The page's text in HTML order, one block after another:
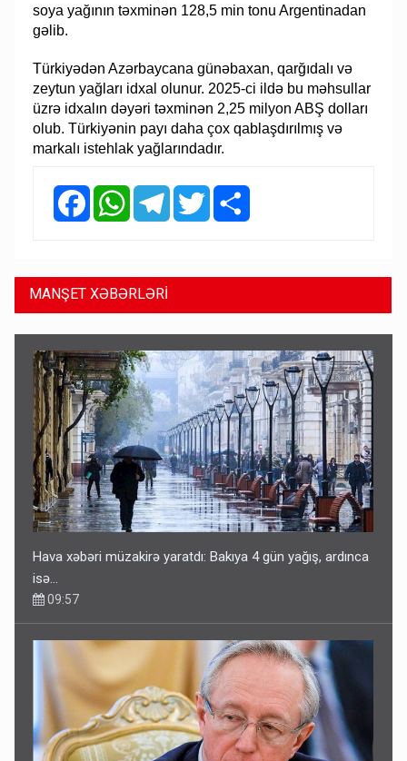
soya yağının təxminən 128,5 min tonu Argentinadan
gəlib.
Türkiyədən Azərbaycana günəbaxan, qarğıdalı və
zeytun yağları idxal olunur. 2025-ci ildə bu məhsullar
üzrə idxalın dəyəri təxminən 2,25 milyon ABŞ dolları
olub. Türkiyənin payı daha çox qablaşdırılmış və
markalı istehlak yağlarındadır.
FacebookWhatsAppTelegramTwitter
MANŞET XƏBƏRLƏRİ
Hava xəbəri müzakirə yaratdı: Bakıya 4 gün yağış, ardınca
isə…
09:57